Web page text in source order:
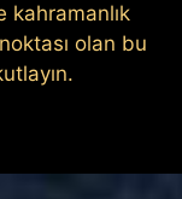
kahramanlık
olan bu